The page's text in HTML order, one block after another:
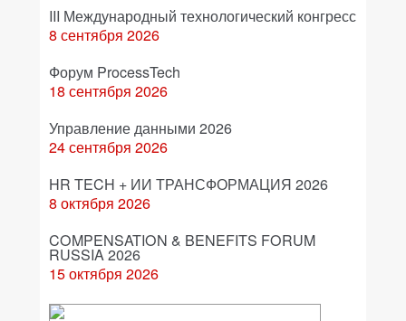
III Международный технологический конгресс
8 сентября 2026
Форум ProcessTech
18 сентября 2026
Управление данными 2026
24 сентября 2026
HR TECH + ИИ ТРАНСФОРМАЦИЯ 2026
8 октября 2026
COMPENSATION & BENEFITS FORUM
RUSSIA 2026
15 октября 2026